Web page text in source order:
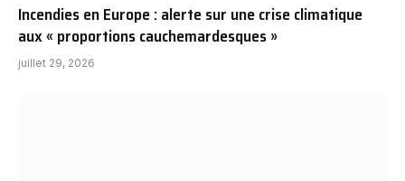
Incendies en Europe : alerte sur une crise climatique
aux « proportions cauchemardesques »
juillet 29, 2026